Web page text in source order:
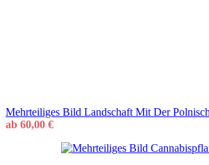
Mehrteiliges Bild Landschaft Mit Der
ab 60,00 €